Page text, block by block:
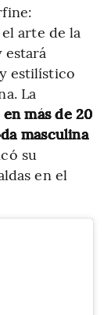
arte de la
estará
estilístico
La
más de 20
masculina
su
en el